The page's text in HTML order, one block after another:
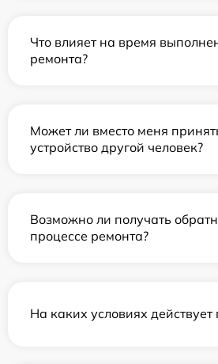
Что влияет на время
ремонта?
Может ли вместо меня
устройство другой человек?
Возможно ли получать
процессе ремонта?
На каких условиях действует